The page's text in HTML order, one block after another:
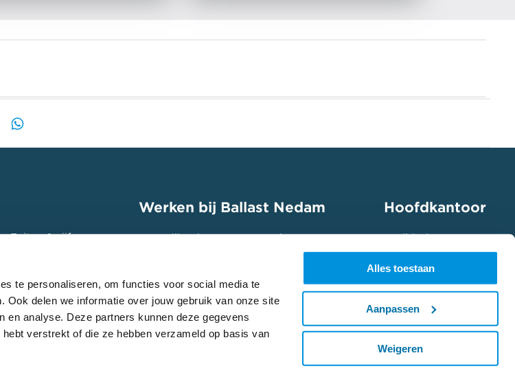
te personaliseren, om functies voor social media te
Ook delen we informatie over jouw gebruik van onze site
en analyse. Deze partners kunnen deze gegevens
verstrekt of die ze hebben verzameld op basis van
Alles toestaan
Aanpassen
Weigeren
Feiten & cijfers
Werken bij Ballast Nedam
Bouw jij ook mee aan een duurzame
toekomst? Stap in jouw speelveld en
Bekijk onze vacatures
Hoofdkantoor
Euclideslaan 201
3584 BS Utrecht
(+31) 030 285 33 33